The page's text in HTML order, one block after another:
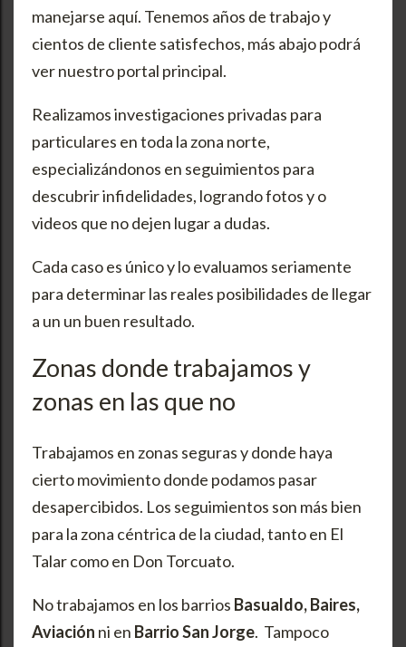
manejarse aquí. Tenemos años de trabajo y
cientos de cliente satisfechos, más abajo podrá
ver nuestro portal principal.
Realizamos investigaciones privadas para
particulares en toda la zona norte,
especializándonos en seguimientos para
descubrir infidelidades, logrando fotos y o
videos que no dejen lugar a dudas.
Cada caso es único y lo evaluamos seriamente
para determinar las reales posibilidades de llegar
a un un buen resultado.
Zonas donde trabajamos y
zonas en las que no
Trabajamos en zonas seguras y donde haya
cierto movimiento donde podamos pasar
desapercibidos. Los seguimientos son más bien
para la zona céntrica de la ciudad, tanto en El
Talar como en Don Torcuato.
No trabajamos en los barrios Basualdo, Baires,
Aviación ni en Barrio San Jorge. Tampoco